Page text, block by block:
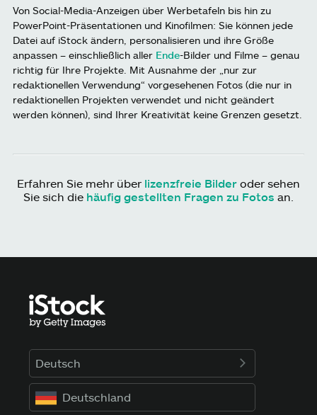
Von Social-Media-Anzeigen über Werbetafeln bis hin zu
PowerPoint-Präsentationen und Kinofilmen: Sie können jede
Datei auf iStock ändern, personalisieren und ihre Größe
anpassen – einschließlich aller Ende-Bilder und Filme – genau
richtig für Ihre Projekte. Mit Ausnahme der „nur zur
redaktionellen Verwendung“ vorgesehenen Fotos (die nur in
redaktionellen Projekten verwendet und nicht geändert
werden können), sind Ihrer Kreativität keine Grenzen gesetzt.
Erfahren Sie mehr über lizenzfreie Bilder oder sehen
Sie sich die häufig gestellten Fragen zu Fotos an.
Deutsch
Deutschland